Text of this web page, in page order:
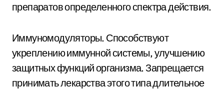
препаратов определенного спектра действия.
Иммуномодуляторы. Способствуют
укреплению иммунной системы, улучшению
защитных функций организма. Запрещается
принимать лекарства этого типа длительное